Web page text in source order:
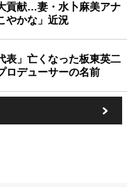
貢献…妻・水卜麻美アナ
やかな」近況
表」亡くなった板東英二
ロデューサーの名前